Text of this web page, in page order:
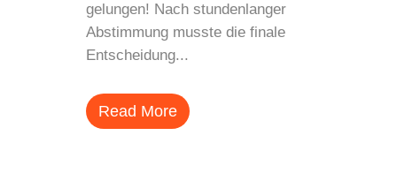
gelungen! Nach stundenlanger
Abstimmung musste die finale
Entscheidung...
Read More